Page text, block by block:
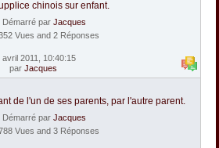
chinois sur enfant.
Démarré par Jacques
Vues and 2 Réponses
avril 2011, 10:40:15
par Jacques
de l'un de ses parents, par l'autre parent.
Démarré par Jacques
Vues and 3 Réponses